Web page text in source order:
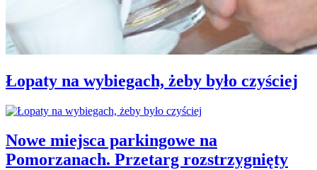
Łopaty na wybiegach, żeby było czyściej
Nowe miejsca parkingowe na
Pomorzanach. Przetarg rozstrzygnięty